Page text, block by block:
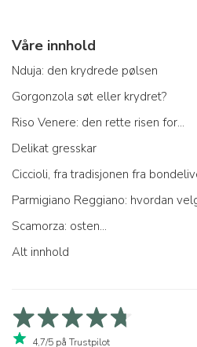
Våre innhold
Nduja: den krydrede pølsen
Gorgonzola søt eller krydret?
Riso Venere: den rette risen for...
Delikat gresskar
Ciccioli, fra tradisjonen fra
Parmigiano Reggiano: hvordan
Scamorza: osten...
Alt innhold
4,7/5 på Trustpilot